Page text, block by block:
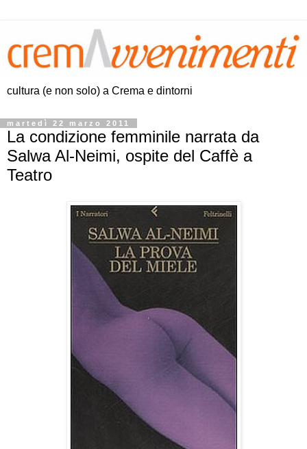
cultura (e non solo) a Crema e dintorni
martedì 22 marzo 2011
La condizione femminile narrata da
Salwa Al-Neimi, ospite del Caffè a
Teatro